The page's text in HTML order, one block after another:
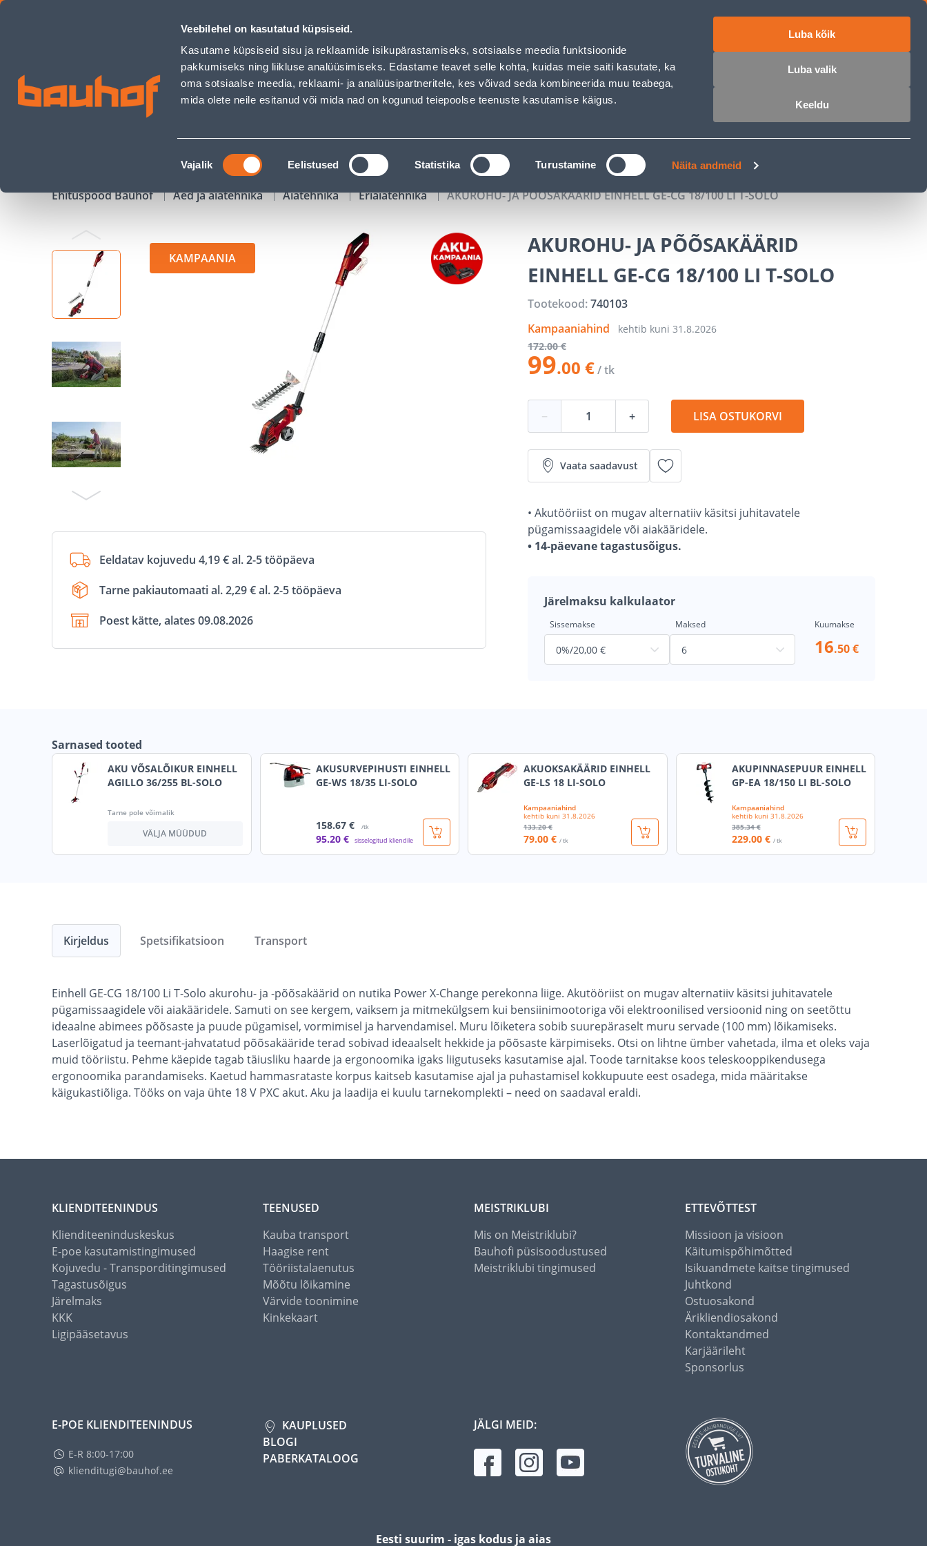
Veebilehel on kasutatud küpsiseid.
Kasutame küpsiseid sisu ja reklaamide isikupärastamiseks, sotsiaalse meedia funktsioonide
pakkumiseks ning liikluse analüüsimiseks. Edastame teavet selle kohta, kuidas meie saiti kasutate, ka
oma sotsiaalse meedia, reklaami- ja analüüsipartneritele, kes võivad seda kombineerida muu teabega,
mida olete neile esitanud või mida nad on kogunud teiepoolse teenuste kasutamise käigus.
Nõusoleku
valik
Vajalik Eelistused Statistika Turustamine Näita andmeid
Luba kõik
Luba valik
Keeldu
AKUROHU- JA PÕÕSAKÄÄRID EINHELL GE-CG 18/100 LI T-SOLO - Bauhof has loaded
Äriklienditeenindus Klienditeenindus Teenused Karjäärileht
OTSI Logi sisse
KAMPAANIAD KATALOOGID TÖÖRIISTALAENUTUS JÄRELMAKS
Ehituspood Bauhof Aed ja aiatehnika Aiatehnika Eriaiatehnika AKUROHU- JA PÕÕSAKÄÄRID EINHELL GE-CG 18/100 LI T-SOLO
KAMPAANIA
Eeldatav kojuvedu 4,19 € al. 2-5 tööpäeva
Tarne pakiautomaati al. 2,29 € al. 2-5 tööpäeva
Poest kätte, alates 09.08.2026
AKUROHU- JA PÕÕSAKÄÄRID
EINHELL GE-CG 18/100 LI T-SOLO
Tootekood:740103
Kampaaniahind
kehtib kuni 31.8.2026
172.00 €
99.00 €/ tk
− + LISA OSTUKORVI
Vaata saadavust
• Akutööriist on mugav alternatiiv käsitsi juhitavatele
pügamissaagidele või aiakääridele.
• 14-päevane tagastusõigus.
Järelmaksu kalkulaator
Sissemakse Maksed Kuumakse
16.50 €
Sarnased tooted
AKU VÕSALÕIKUR EINHELL
AGILLO 36/255 BL-SOLO
Tarne pole võimalik
VÄLJA MÜÜDUD
AKUSURVEPIHUSTI EINHELL
GE-WS 18/35 LI-SOLO
158.67 € /tk
95.20 € sisselogitud kliendile
AKUOKSAKÄÄRID EINHELL
GE-LS 18 LI-SOLO
Kampaaniahind
kehtib kuni 31.8.2026
133.20 €
79.00 € / tk
AKUPINNASEPUUR EINHELL
GP-EA 18/150 LI BL-SOLO
Kampaaniahind
kehtib kuni 31.8.2026
385.34 €
229.00 € / tk
Kirjeldus
Einhell GE-CG 18/100 Li T-Solo akurohu- ja -põõsakäärid on nutika Power X-Change perekonna liige. Akutööriist on mugav alternatiiv käsitsi juhitavatele
pügamissaagidele või aiakääridele. Samuti on see kergem, vaiksem ja mitmekülgsem kui bensiinimootoriga või elektroonilised versioonid ning on seetõttu
ideaalne abimees põõsaste ja puude pügamisel, vormimisel ja harvendamisel. Muru lõiketera sobib suurepäraselt muru servade (100 mm) lõikamiseks.
Laserlõigatud ja teemant-jahvatatud põõsakääride terad sobivad ideaalselt hekkide ja põõsaste kärpimiseks. Otsi on lihtne ümber vahetada, ilma et oleks vaja
muid tööriistu. Pehme käepide tagab täiusliku haarde ja ergonoomika igaks liigutuseks kasutamise ajal. Toode tarnitakse koos teleskooppikendusega
ergonoomika parandamiseks. Kaetud hammasrataste korpus kaitseb kasutamise ajal ja puhastamisel kokkupuute eest osadega, mida määritakse
käigukastiõliga. Tööks on vaja ühte 18 V PXC akut. Aku ja laadija ei kuulu tarnekomplekti – need on saadaval eraldi.
Spetsifikatsioon Transport
KLIENDITEENINDUS
Klienditeeninduskeskus
E-poe kasutamistingimused
Kojuvedu - Transporditingimused
Tagastusõigus
Järelmaks
KKK
Ligipääsetavus
TEENUSED
Kauba transport
Haagise rent
Tööriistalaenutus
Mõõtu lõikamine
Värvide toonimine
Kinkekaart
MEISTRIKLUBI
Mis on Meistriklubi?
Bauhofi püsisoodustused
Meistriklubi tingimused
ETTEVÕTTEST
Missioon ja visioon
Käitumispõhimõtted
Isikuandmete kaitse tingimused
Juhtkond
Ostuosakond
Ärikliendiosakond
Kontaktandmed
Karjäärileht
Sponsorlus
E-POE KLIENDITEENINDUS
E-R 8:00-17:00
klienditugi@bauhof.ee
KAUPLUSED
BLOGI
PABERKATALOOG
JÄLGI MEID:
Eesti suurim - igas kodus ja aias